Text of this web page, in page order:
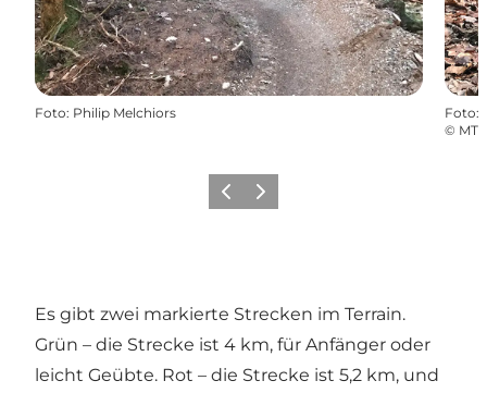
Foto: Philip Melchiors Foto:
©
Vorherige Folie
Nächste Folie
Es gibt zwei markierte Strecken im Terrain.
Grün – die Strecke ist 4 km, für Anfänger oder
leicht Geübte. Rot – die Strecke ist 5,2 km, und